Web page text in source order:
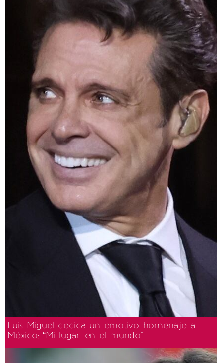
Luis Miguel dedica un emotivo homenaje a
México: “Mi lugar en el mundo"